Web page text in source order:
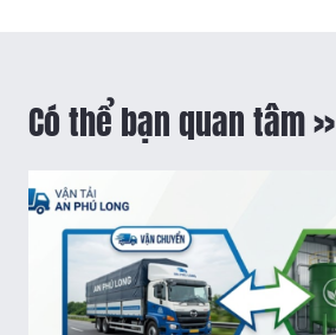
Có thể bạn quan tâm >>